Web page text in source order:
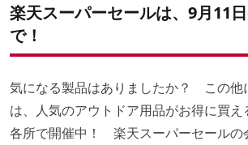
楽天スーパーセールは、9月11
で！
気になる製品はありましたか？ この他
は、人気のアウトドア用品がお得に買
各所で開催中！ 楽天スーパーセールの